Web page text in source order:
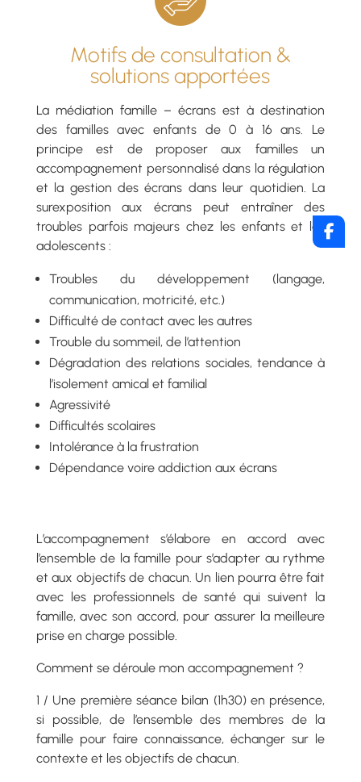
Motifs de consultation &
solutions apportées
La médiation famille – écrans est à destination
des familles avec enfants de 0 à 16 ans. Le
principe est de proposer aux familles un
accompagnement personnalisé dans la régulation
et la gestion des écrans dans leur quotidien. La
surexposition aux écrans peut entraîner des
troubles parfois majeurs chez les enfants et les
adolescents :
Troubles du développement (langage,
communication, motricité, etc.)
Difficulté de contact avec les autres
Trouble du sommeil, de l’attention
Dégradation des relations sociales, tendance à
l’isolement amical et familial
Agressivité
Difficultés scolaires
Intolérance à la frustration
Dépendance voire addiction aux écrans
L’accompagnement s’élabore en accord avec
l’ensemble de la famille pour s’adapter au rythme
et aux objectifs de chacun. Un lien pourra être fait
avec les professionnels de santé qui suivent la
famille, avec son accord, pour assurer la meilleure
prise en charge possible.
Comment se déroule mon accompagnement ?
1 / Une première séance bilan (1h30) en présence,
si possible, de l’ensemble des membres de la
famille pour faire connaissance, échanger sur le
contexte et les objectifs de chacun.